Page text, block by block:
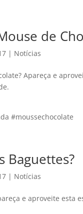
de
| Notícias
Apareça e
#moussechocolate
Baguettes?
| Notícias
e aproveite